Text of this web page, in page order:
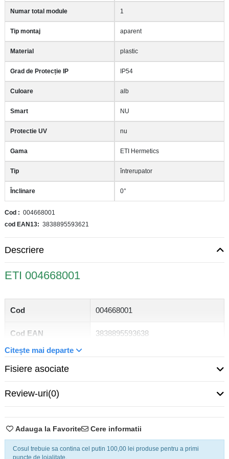
Adauga la Favorite
Cosul trebuie sa contina cel putin 100,00 lei produse pentru a primi
puncte de loialitate.
Cere informatii
Numar total module 1
Tip montaj aparent
Material plastic
Grad de Protecție IP IP54
Culoare alb
Smart NU
Protectie UV nu
Gama ETI Hermetics
Tip întrerupator
Înclinare 0°
Cod
004668001
cod EAN13
3838895593621
Descriere
ETI 004668001
Cod 004668001
Cod EAN 3838895593638
Descriere Intrerupator dublu ETI
Gamă VHE
Tensiune 250 V
Curent nominal 10 AX (curent comutare)
Citește mai departe
Fisiere asociate
Review-uri(0)